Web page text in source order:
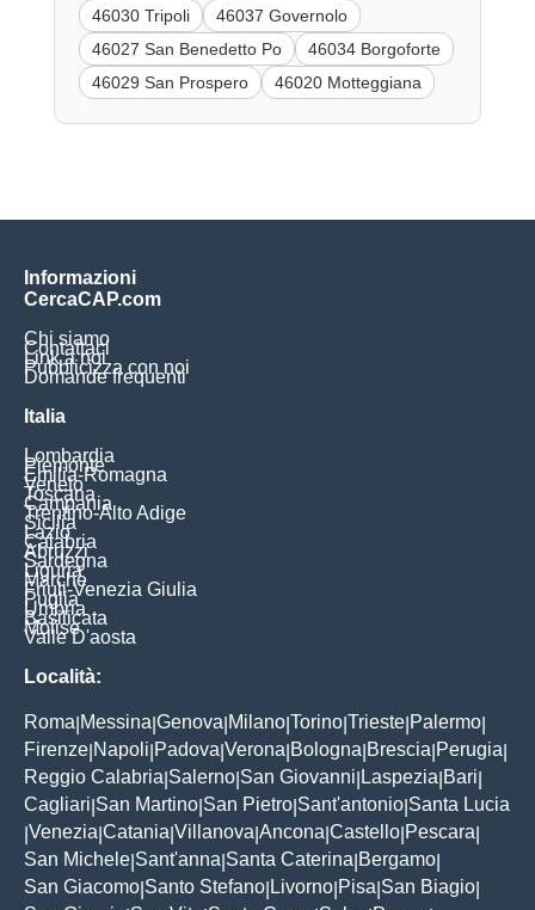
46030 Tripoli
46037 Governolo
46027 San Benedetto Po
46034 Borgoforte
46029 San Prospero
46020 Motteggiana
Informazioni
CercaCAP.com
Chi siamo
Contattaci
Link a noi
Pubblicizza con noi
Domande frequenti
Italia
Lombardia
Piemonte
Emilia-Romagna
Veneto
Toscana
Campania
Trentino-Alto Adige
Sicilia
Lazio
Calabria
Abruzzi
Sardegna
Liguria
Marche
Friuli-Venezia Giulia
Puglia
Umbria
Basilicata
Molise
Valle D'aosta
Località:
Roma Messina Genova Milano Torino Trieste Palermo
Firenze Napoli Padova Verona Bologna Brescia Perugia
Reggio Calabria Salerno San Giovanni Laspezia Bari
Cagliari San Martino San Pietro Sant'antonio Santa Lucia
Venezia Catania Villanova Ancona Castello Pescara
San Michele Sant'anna Santa Caterina Bergamo
San Giacomo Santo Stefano Livorno Pisa San Biagio